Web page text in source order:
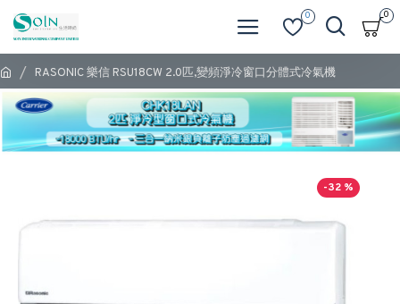
0 0
RASONIC 樂信 RSU18CW 2.0匹,變頻淨冷窗口分體式冷氣機
-32 %